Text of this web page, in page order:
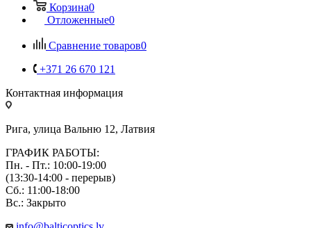
Корзина0
Отложенные0
Сравнение товаров0
+371 26 670 121
Контактная информация
Рига, улица Вальню 12, Латвия
ГРАФИК РАБОТЫ:
Пн. - Пт.: 10:00-19:00
(13:30-14:00 - перерыв)
Сб.: 11:00-18:00
Вс.: Закрыто